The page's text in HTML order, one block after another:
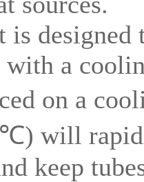
is designed
a
on a
will
keep